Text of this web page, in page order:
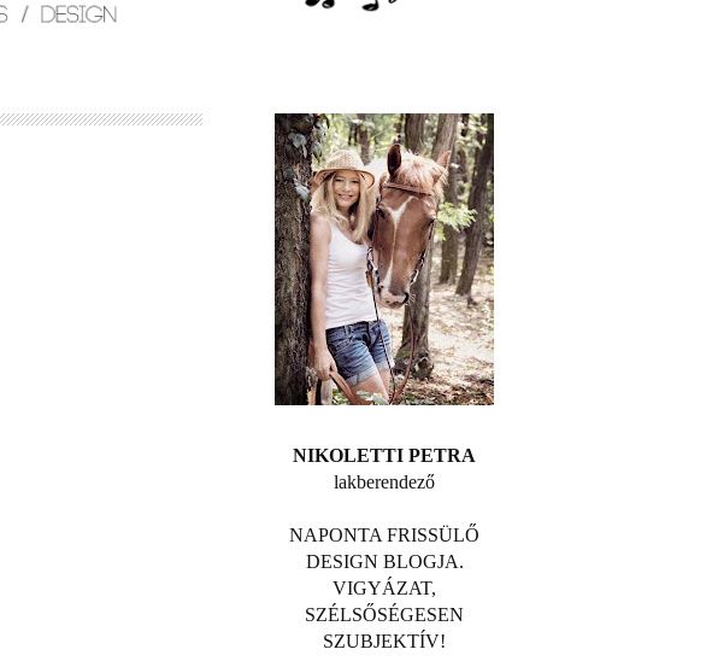
NIKOLETTI PETRA
lakberendező
NAPONTA FRISSÜLŐ
DESIGN BLOGJA.
VIGYÁZAT,
SZÉLSŐSÉGESEN
SZUBJEKTÍV!